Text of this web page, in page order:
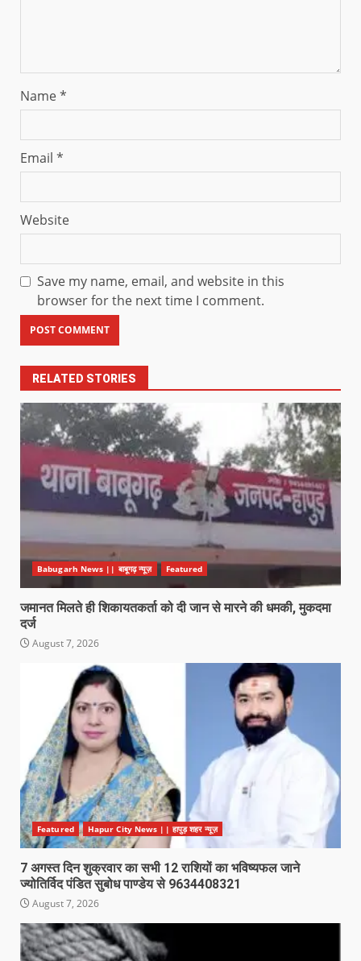
Name*
Email *
Website
Save my name, email, and website in this
browser for the next time I comment.
RELATED STORIES
Babugarh News || बाबूगढ़ न्यूज़ Featured
जमानत मिलते ही शिकायतकर्ता को दी जान से मारने की धमकी, मुकदमा
दर्ज
August 7, 2026
Featured Hapur City News || हापुड़ शहर न्यूज़
7 अगस्त दिन शुक्रवार का सभी 12 राशियों का भविष्यफल जाने
ज्योतिर्विद पंडित सुबोध पाण्डेय से 9634408321
August 7, 2026